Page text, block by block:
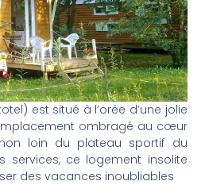
est situé à l’orée d’une jolie
ombragé au cœur
loin du plateau sportif du
services, ce logement insolite
des vacances inoubliables